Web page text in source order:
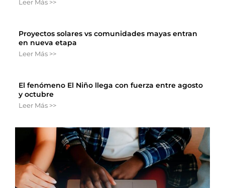
Leer Más >>
Proyectos solares vs comunidades mayas entran
en nueva etapa
Leer Más >>
El fenómeno El Niño llega con fuerza entre agosto
y octubre
Leer Más >>